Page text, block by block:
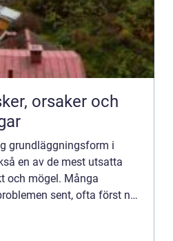
orsaker och
grundläggningsform i
en av de mest utsatta
och mögel. Många
sent, ofta först när